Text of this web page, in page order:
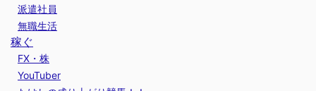
派遣社員
無職生活
稼ぐ
FX・株
YouTuber